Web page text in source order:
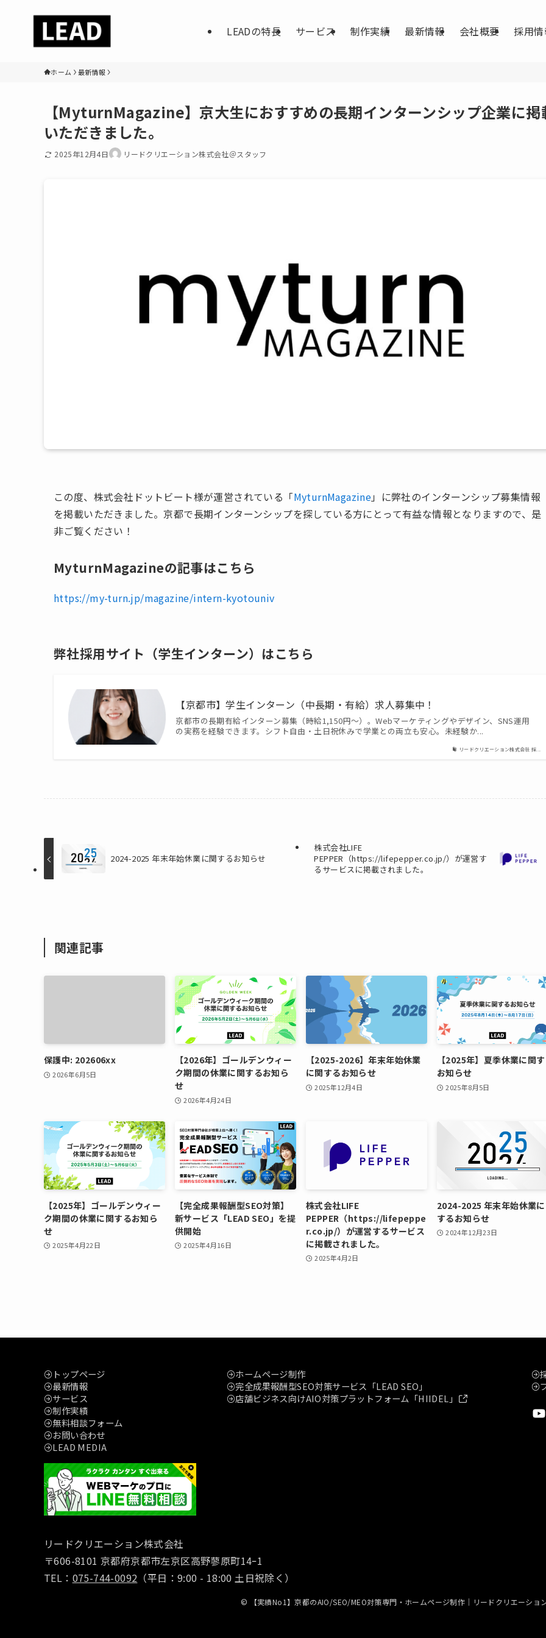
LEADの特長 サービス 制作実績 最新情報 会社概要 採用
ホーム 最新情報
【MyturnMagazine】京大生におすすめの長期インターンシップ企業に掲
いただきました。
2025年12月4日 リードクリエーション株式会社＠スタッフ
この度、株式会社ドットビート様が運営されている「MyturnMagazine」に弊社のインターンシップ募集情報
を掲載いただきました。京都で長期インターンシップを探している方にとって有益な情報となりますので、是
非ご覧ください！
MyturnMagazineの記事はこちら
https://my-turn.jp/magazine/intern-kyotouniv
弊社採用サイト（学生インターン）はこちら
リードクリエーション株式会社 採...
【京都市】学生インターン（中長期・有給）求人募集中！
京都市の長期有給インターン募集（時給1,150円〜）。Webマーケティングやデザイン、SNS運用
の実務を経験できます。シフト自由・土日祝休みで学業との両立も安心。未経験か...
2024-2025 年末年始休業に関するお知らせ
株式会社LIFE
PEPPER（https://lifepepper.co.jp/）が運営す
るサービスに掲載されました。
関連記事
保護中: 202606xx
2026年6月5日
【2026年】ゴールデンウィー
ク期間の休業に関するお知ら
せ
2026年4月24日
【2025-2026】年末年始休業
に関するお知らせ
2025年12月4日
【2025年】夏季休業に関
お知らせ
2025年8月5日
【2025年】ゴールデンウィー
ク期間の休業に関するお知ら
せ
2025年4月22日
【完全成果報酬型SEO対策】
新サービス「LEAD SEO」を提
供開始
2025年4月16日
株式会社LIFE
PEPPER（https://lifepeppe
r.co.jp/）が運営するサービス
に掲載されました。
2025年4月2日
2024-2025 年末年始休業
するお知らせ
2024年12月23日
トップページ
最新情報
サービス
制作実績
無料相談フォーム
お問い合わせ
LEAD MEDIA
ホームページ制作
完全成果報酬型SEO対策サービス「LEAD SEO」
店舗ビジネス向けAIO対策プラットフォーム「HIIDEL」
リードクリエーション株式会社
〒606-8101 京都府京都市左京区高野蓼原町14ｰ1
TEL： 075-744-0092 （平日：9:00 - 18:00 土日祝除く）
© 【実績No1】京都のAIO/SEO/MEO対策専門・ホームページ制作｜リードクリエーショ